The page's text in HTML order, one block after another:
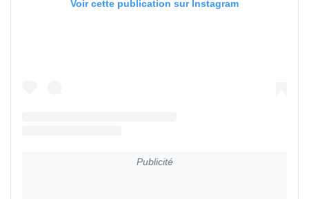
Voir cette publication sur Instagram
Publicité